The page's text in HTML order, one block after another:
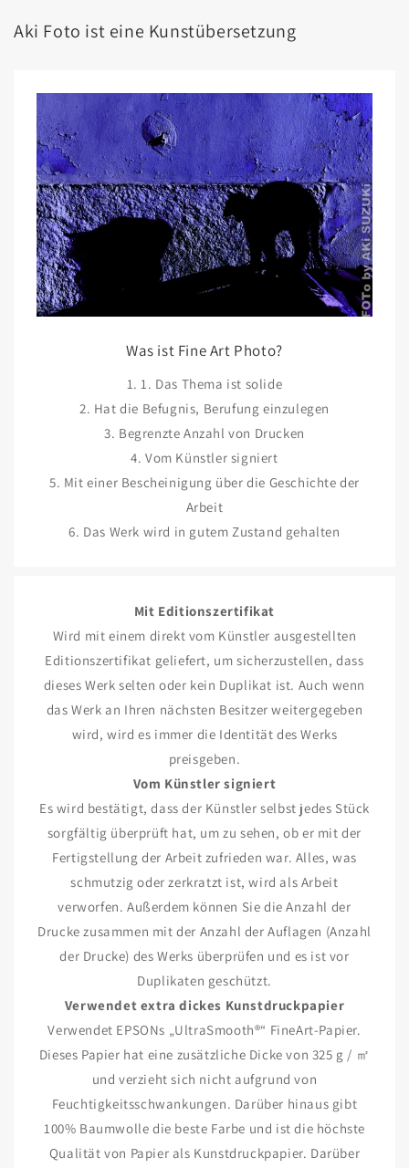
Aki Foto ist eine Kunstübersetzung
Was ist Fine Art Photo?
1. 1. Das Thema ist solide
2. Hat die Befugnis, Berufung einzulegen
3. Begrenzte Anzahl von Drucken
4. Vom Künstler signiert
5. Mit einer Bescheinigung über die Geschichte der
Arbeit
6. Das Werk wird in gutem Zustand gehalten
Mit Editionszertifikat
Wird mit einem direkt vom Künstler ausgestellten
Editionszertifikat geliefert, um sicherzustellen, dass
dieses Werk selten oder kein Duplikat ist. Auch wenn
das Werk an Ihren nächsten Besitzer weitergegeben
wird, wird es immer die Identität des Werks
preisgeben.
Vom Künstler signiert
Es wird bestätigt, dass der Künstler selbst jedes Stück
sorgfältig überprüft hat, um zu sehen, ob er mit der
Fertigstellung der Arbeit zufrieden war. Alles, was
schmutzig oder zerkratzt ist, wird als Arbeit
verworfen. Außerdem können Sie die Anzahl der
Drucke zusammen mit der Anzahl der Auflagen (Anzahl
der Drucke) des Werks überprüfen und es ist vor
Duplikaten geschützt.
Verwendet extra dickes Kunstdruckpapier
Verwendet EPSONs „UltraSmooth®“ FineArt-Papier.
Dieses Papier hat eine zusätzliche Dicke von 325 g / ㎡
und verzieht sich nicht aufgrund von
Feuchtigkeitsschwankungen. Darüber hinaus gibt
100% Baumwolle die beste Farbe und ist die höchste
Qualität von Papier als Kunstdruckpapier. Darüber